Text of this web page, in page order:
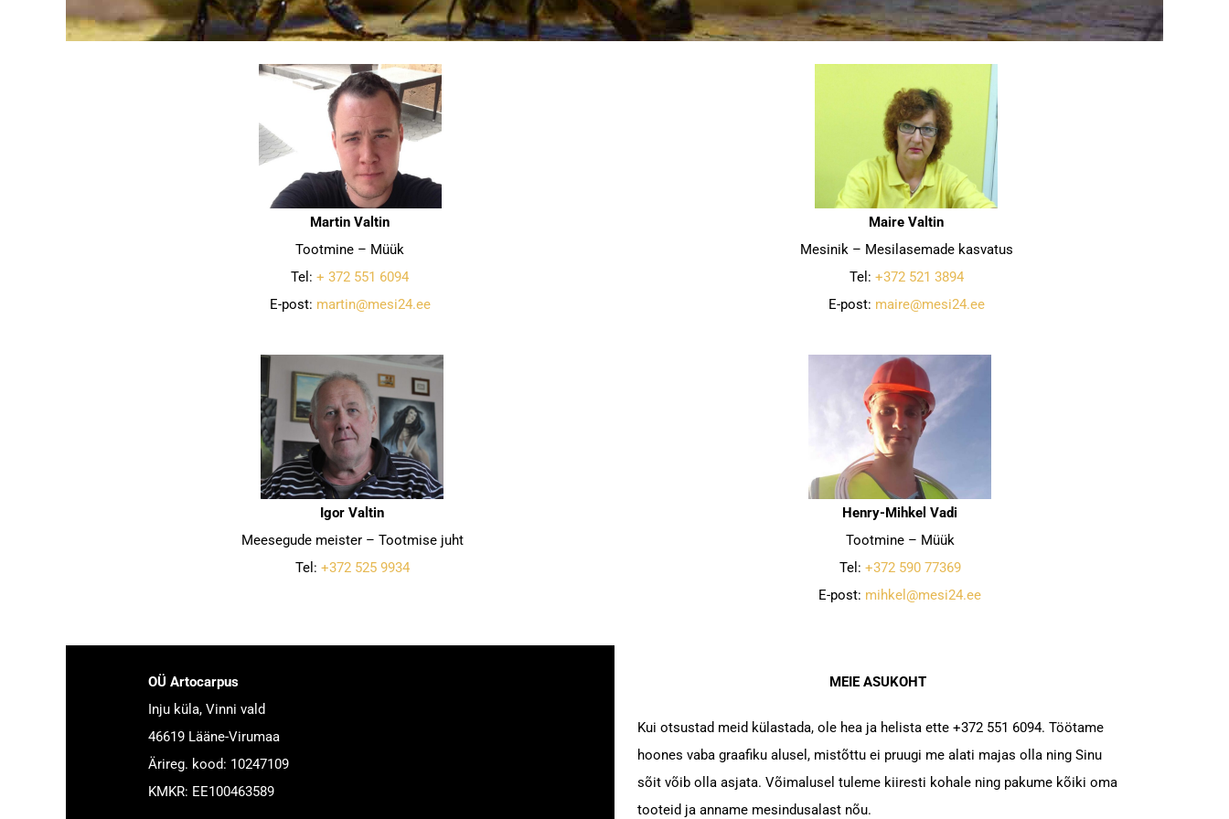
Martin Valtin
Tootmine – Müük
Tel:+ 372 551 6094
E-post: martin@mesi24.ee
Maire Valtin
Mesinik – Mesilasemade kasvatus
Tel: +372 521 3894
E-post: maire@mesi24.ee
Igor Valtin
Meesegude meister – Tootmise juht
Tel: +372 525 9934
Henry-Mihkel Vadi
Tootmine – Müük
Tel: +372 590 77369
E-post: mihkel@mesi24.ee
OÜ Artocarpus
Inju küla, Vinni vald
46619 Lääne-Virumaa
Ärireg. kood: 10247109
KMKR: EE100463589
MEIE ASUKOHT
Kui otsustad meid külastada, ole hea ja helista ette +372 551 6094. Töötame
hoones vaba graafiku alusel, mistõttu ei pruugi me alati majas olla ning Sinu
sõit võib olla asjata. Võimalusel tuleme kiiresti kohale ning pakume kõiki oma
tooteid ja anname mesindusalast nõu.